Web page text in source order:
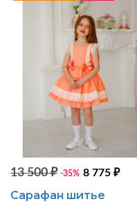
13 500 ₽ -35% 8 775 ₽
Сарафан шитье